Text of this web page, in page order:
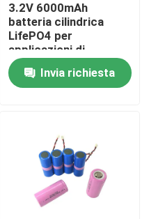
3.2V 6000mAh
batteria cilindrica
LifePO4 per
applicazioni di
stoccaggio
dell'energiaInvia richiesta